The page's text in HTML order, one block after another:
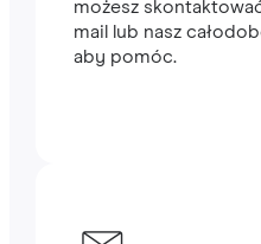
możesz
mail lub nasz
aby pomóc.